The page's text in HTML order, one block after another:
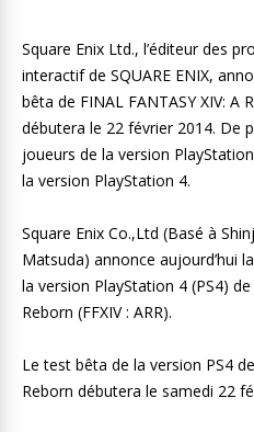
Square Enix Ltd., l’éditeur des
interactif de SQUARE ENIX,
bêta de FINAL FANTASY XIV: A
débutera le 22 février 2014. De
joueurs de la version
la version PlayStation 4.
Square Enix Co.,Ltd (Basé à
Matsuda) annonce aujourd’hui
la version PlayStation 4 (PS4) de
Reborn (FFXIV : ARR).
Le test bêta de la version PS4
Reborn débutera le samedi 22